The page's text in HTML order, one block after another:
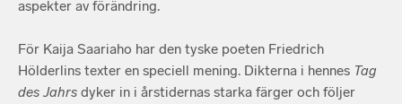
aspekter av förändring.
För Kaija Saariaho har den tyske poeten Friedrich
Hölderlins texter en speciell mening. Dikterna i hennes Tag
des Jahrs dyker in i årstidernas starka färger och följer